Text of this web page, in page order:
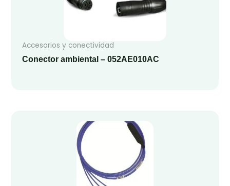
Accesorios y conectividad
Conector ambiental – 052AE010AC